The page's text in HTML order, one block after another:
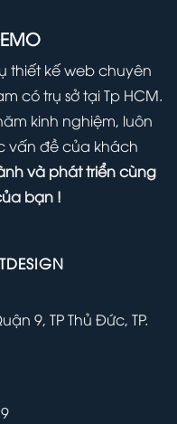
thiết kế web chuyên
có trụ sở tại Tp HCM.
kinh nghiệm, luôn
vấn đề của khách
và phát triển cùng
bạn !
9, TP Thủ Đức, TP.